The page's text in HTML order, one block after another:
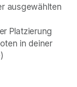
ausgewählten
Platzierung
in deiner